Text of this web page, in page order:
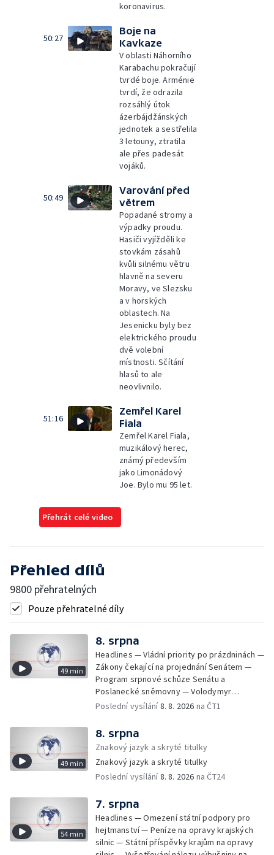
koronavirus.
50:27
Boje na
Kavkaze
V oblasti Náhorního
Karabachu pokračují
tvrdé boje. Arménie
tvrdí, že odrazila
rozsáhlý útok
ázerbájdžánských
jednotek a sestřelila
3 letouny, ztratila
ale přes padesát
vojáků.
50:49
Varování před
větrem
Popadané stromy a
výpadky proudu.
Hasiči vyjížděli ke
stovkám zásahů
kvůli silnému větru
hlavně na severu
Moravy, ve Slezsku
a v horských
oblastech. Na
Jesenicku byly bez
elektrického proudu
dvě volební
místnosti. Sčítání
hlasů to ale
neovlivnilo.
51:16
Zemřel Karel
Fiala
Zemřel Karel Fiala,
muzikálový herec,
známý především
jako Limonádový
Joe. Bylo mu 95 let.
Přehrát celé video
Přehled dílů
9800 přehratelných
Pouze přehratelné díly
49 min
8. srpna
Headlines — Vládní priority po prázdninách —
Zákony čekající na projednání Senátem —
Program srpnové schůze Senátu a
Poslanecké sněmovny — Volodymyr
Zelenskyj jednal poprvé v Bělehradě —
provoz nelegálních domovů pro seniory —
Populace Česka stárne — Čekací lhůty na
přijetí do domovů pro seniory — Tisza
vybrala kandidáta na prezidenta — Tréninky
soutěžních párů StarDance — Následky
Prahou prošel průvod hrdosti na podporu
sexuálních menšin — Snazší vrácení zboží —
Pátrání na jezeře Most — Bezpečnost na
paddleboardech — Češi hledají chladnější
destinace — Kolik zaplatí Češi za dovolenou
Poslední vysílání8. 8. 2026 na ČT1
49 min
8. srpna
Znakový jazyk a skryté titulky
Znakový jazyk a skryté titulky
Poslední vysílání8. 8. 2026 na ČT24
54 min
7. srpna
Headlines — Omezení státní podpory pro
hejtmanství — Peníze na opravy krajských
silnic — Státní příspěvky krajům na opravy